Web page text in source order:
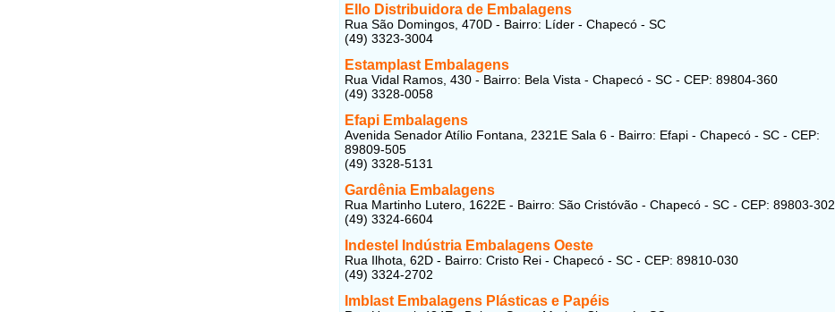
Ello Distribuidora de Embalagens
Rua São Domingos, 470D - Bairro: Líder - Chapecó - SC
(49) 3323-3004
Estamplast Embalagens
Rua Vidal Ramos, 430 - Bairro: Bela Vista - Chapecó - SC - CEP: 89804-360
(49) 3328-0058
Efapi Embalagens
Avenida Senador Atílio Fontana, 2321E Sala 6 - Bairro: Efapi - Chapecó - SC - CEP:
89809-505
(49) 3328-5131
Gardênia Embalagens
Rua Martinho Lutero, 1622E - Bairro: São Cristóvão - Chapecó - SC - CEP: 89803-302
(49) 3324-6604
Indestel Indústria Embalagens Oeste
Rua Ilhota, 62D - Bairro: Cristo Rei - Chapecó - SC - CEP: 89810-030
(49) 3324-2702
Imblast Embalagens Plásticas e Papéis